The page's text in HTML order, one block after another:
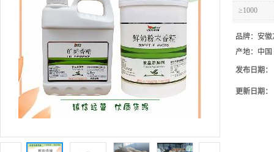
≥1000
品牌： 安徽
产地： 中国
发布日期：
更新日期：